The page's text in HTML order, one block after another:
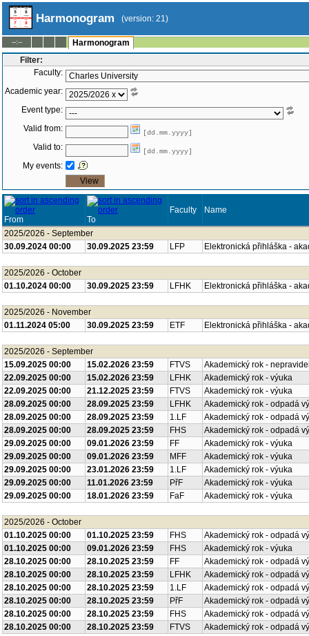
Harmonogram (version: 21)
--:--
Harmonogram
Filter:
Faculty:
Academic year:
Event type:
Valid from:
[dd.mm.yyyy]
Valid to: [dd.mm.yyyy]
My events:
From To
Faculty Name
2025/2026 - September
30.09.2024 00:00
30.09.2025 23:59 LFP Elektronická přihláška -
2025/2026 - October
01.10.2024 00:00
30.09.2025 23:59 LFHK Elektronická přihláška -
2025/2026 - November
01.11.2024 05:00
30.09.2025 23:59 ETF Elektronická přihláška -
2025/2026 - September
15.09.2025 00:00
15.02.2026 23:59 FTVS
Akademický rok -
22.09.2025 00:00
15.02.2026 23:59 LFHK
Akademický rok - výuka
22.09.2025 00:00
21.12.2025 23:59 FTVS
Akademický rok - výuka
28.09.2025 00:00
28.09.2025 23:59 LFHK
Akademický rok - odpadá
28.09.2025 00:00
28.09.2025 23:59 1.LF
Akademický rok - odpadá
28.09.2025 00:00
28.09.2025 23:59 FHS
Akademický rok - odpadá
29.09.2025 00:00
09.01.2026 23:59 FF
Akademický rok - výuka
29.09.2025 00:00
09.01.2026 23:59 MFF
Akademický rok - výuka
29.09.2025 00:00
23.01.2026 23:59 1.LF
Akademický rok - výuka
29.09.2025 00:00
11.01.2026 23:59 PřF
Akademický rok - výuka
29.09.2025 00:00
18.01.2026 23:59 FaF Akademický rok - výuka
2025/2026 - October
01.10.2025 00:00
01.10.2025 23:59 FHS
Akademický rok - odpadá
01.10.2025 00:00
09.01.2026 23:59 FHS
Akademický rok - výuka
28.10.2025 00:00
28.10.2025 23:59 FF
Akademický rok - odpadá
28.10.2025 00:00
28.10.2025 23:59 LFHK
Akademický rok - odpadá
28.10.2025 00:00
28.10.2025 23:59 1.LF
Akademický rok - odpadá
28.10.2025 00:00
28.10.2025 23:59 PřF
Akademický rok - odpadá
28.10.2025 00:00
28.10.2025 23:59 FHS
Akademický rok - odpadá
28.10.2025 00:00
28.10.2025 23:59 FTVS Akademický rok - odpadá